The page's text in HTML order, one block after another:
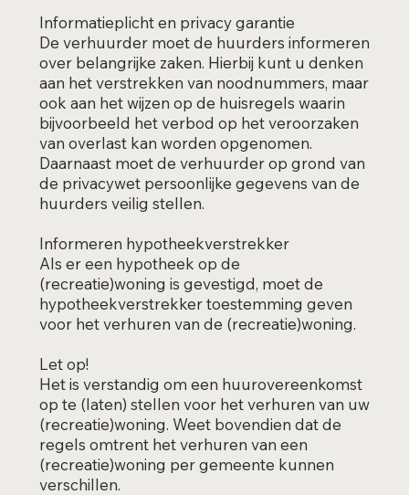
Informatieplicht en privacy garantie
De verhuurder moet de huurders informeren
over belangrijke zaken. Hierbij kunt u denken
aan het verstrekken van noodnummers, maar
ook aan het wijzen op de huisregels waarin
bijvoorbeeld het verbod op het veroorzaken
van overlast kan worden opgenomen.
Daarnaast moet de verhuurder op grond van
de privacywet persoonlijke gegevens van de
huurders veilig stellen.
Informeren hypotheekverstrekker
Als er een hypotheek op de
(recreatie)woning is gevestigd, moet de
hypotheekverstrekker toestemming geven
voor het verhuren van de (recreatie)woning.
Let op!
Het is verstandig om een huurovereenkomst
op te (laten) stellen voor het verhuren van uw
(recreatie)woning. Weet bovendien dat de
regels omtrent het verhuren van een
(recreatie)woning per gemeente kunnen
verschillen.